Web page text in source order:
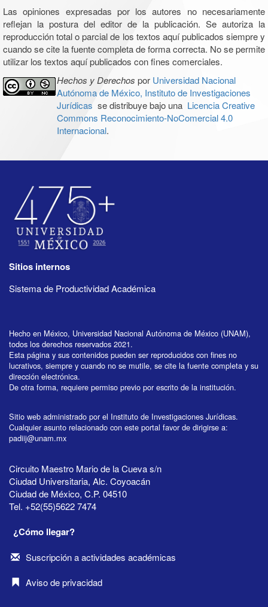
Las opiniones expresadas por los autores no necesariamente
reflejan la postura del editor de la publicación. Se autoriza la
reproducción total o parcial de los textos aquí publicados siempre y
cuando se cite la fuente completa de forma correcta. No se permite
utilizar los textos aquí publicados con fines comerciales.
Hechos y Derechos por Universidad Nacional
Autónoma de México, Instituto de Investigaciones
Jurídicas se distribuye bajo una Licencia Creative
Commons Reconocimiento-NoComercial 4.0
Internacional.
Sitios internos
Sistema de Productividad Académica
Hecho en México, Universidad Nacional Autónoma de México (UNAM),
todos los derechos reservados 2021.
Esta página y sus contenidos pueden ser reproducidos con fines no
lucrativos, siempre y cuando no se mutile, se cite la fuente completa y su
dirección electrónica.
De otra forma, requiere permiso previo por escrito de la institución.
Sitio web administrado por el Instituto de Investigaciones Jurídicas.
Cualquier asunto relacionado con este portal favor de dirigirse a:
padiij@unam.mx
Circuito Maestro Mario de la Cueva s/n
Ciudad Universitaria, Alc. Coyoacán
Ciudad de México, C.P. 04510
Tel. +52(55)5622 7474
¿Cómo llegar?
Suscripción a actividades académicas
Aviso de privacidad